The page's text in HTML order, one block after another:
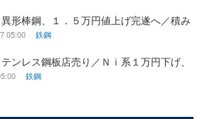
形棒鋼、１．５万円値上げ完遂へ／積み
05:00 鉄鋼
ンレス鋼板店売り／Ｎｉ系１万円下げ、
鉄鋼